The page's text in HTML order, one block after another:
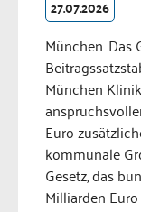
27.07.2026
München. Das
München
Euro
kommunale
Gesetz, das
Milliarden